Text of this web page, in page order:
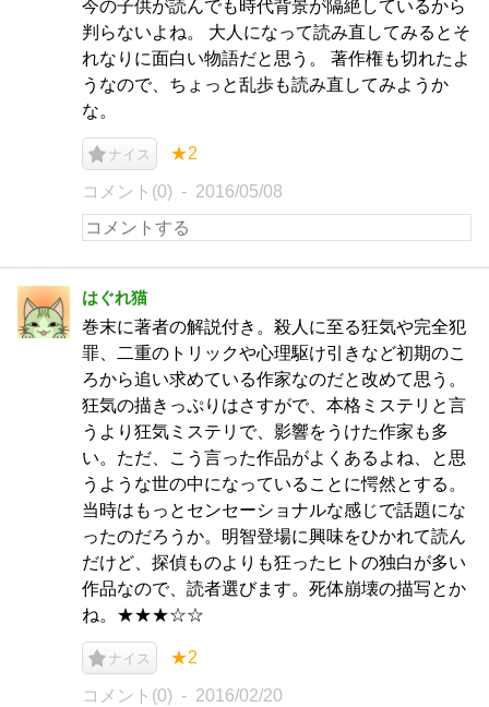
今の子供が読んでも時代背景が隔絶しているから
判らないよね。 大人になって読み直してみるとそ
れなりに面白い物語だと思う。 著作権も切れたよ
うなので、ちょっと乱歩も読み直してみようか
な。
ナイス ★2
コメント(0) 2016/05/08
はぐれ猫
巻末に著者の解説付き。殺人に至る狂気や完全犯
罪、二重のトリックや心理駆け引きなど初期のこ
ろから追い求めている作家なのだと改めて思う。
狂気の描きっぷりはさすがで、本格ミステリと言
うより狂気ミステリで、影響をうけた作家も多
い。ただ、こう言った作品がよくあるよね、と思
うような世の中になっていることに愕然とする。
当時はもっとセンセーショナルな感じで話題にな
ったのだろうか。明智登場に興味をひかれて読ん
だけど、探偵ものよりも狂ったヒトの独白が多い
作品なので、読者選びます。死体崩壊の描写とか
ね。★★★☆☆
ナイス ★2
コメント(0) 2016/02/20